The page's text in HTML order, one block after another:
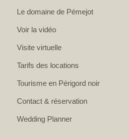
Le domaine de Pémejot
Voir la vidéo
Visite virtuelle
Tarifs des locations
Tourisme en Périgord noir
Contact & réservation
Wedding Planner